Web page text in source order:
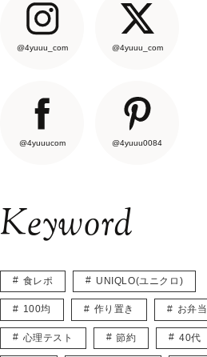
@4yuuu_com @4yuuu_com
@4yuuucom @4yuuu0084
Keyword
食レポ UNIQLO(ユニクロ)
100均 作り置き お弁当
心理テスト 節約 40代